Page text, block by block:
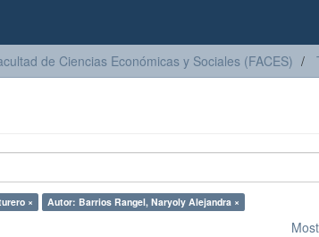
de Ciencias Económicas y Sociales (FACES)
× Autor: Barrios Rangel, Naryoly Alejandra ×